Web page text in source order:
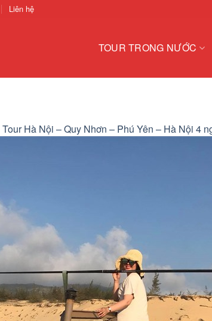
Liên hệ
TOUR TRONG NƯỚC
Tour Hà Nội – Quy Nhơn – Phú Yên – Hà Nội 4